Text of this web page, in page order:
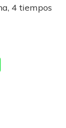
4 tiempos